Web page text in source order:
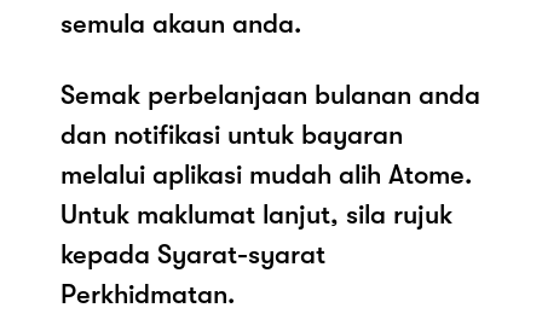
semula akaun anda.
Semak perbelanjaan bulanan anda
dan notifikasi untuk bayaran
melalui aplikasi mudah alih Atome.
Untuk maklumat lanjut, sila rujuk
kepada Syarat-syarat
Perkhidmatan.